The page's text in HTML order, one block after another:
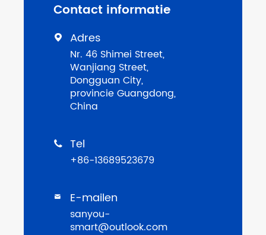
Contact informatie
 Adres
Nr. 46 Shimei Street,
Wanjiang Street,
Dongguan City,
provincie Guangdong,
China
 Tel
+86-13689523679
 E-mailen
sanyou-
smart@outlook.com